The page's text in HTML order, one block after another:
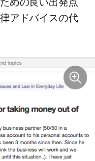
めの良い出発点
アドバイスの代